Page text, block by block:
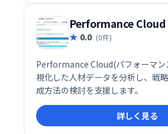
Performance Cloud
0.0 (0件)
Performance Cloud(パフォーマン
視化した人材データを分析し、戦
成方法の検討を支援します。
詳しく見る